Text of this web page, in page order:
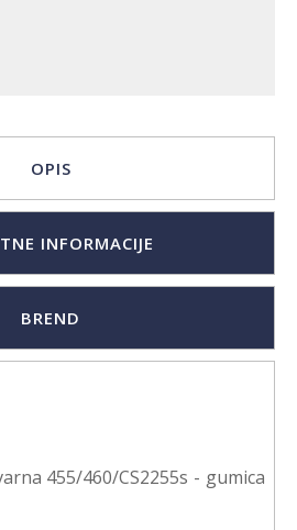
OPIS
INFORMACIJE
BREND
455/460/CS2255s - gumica